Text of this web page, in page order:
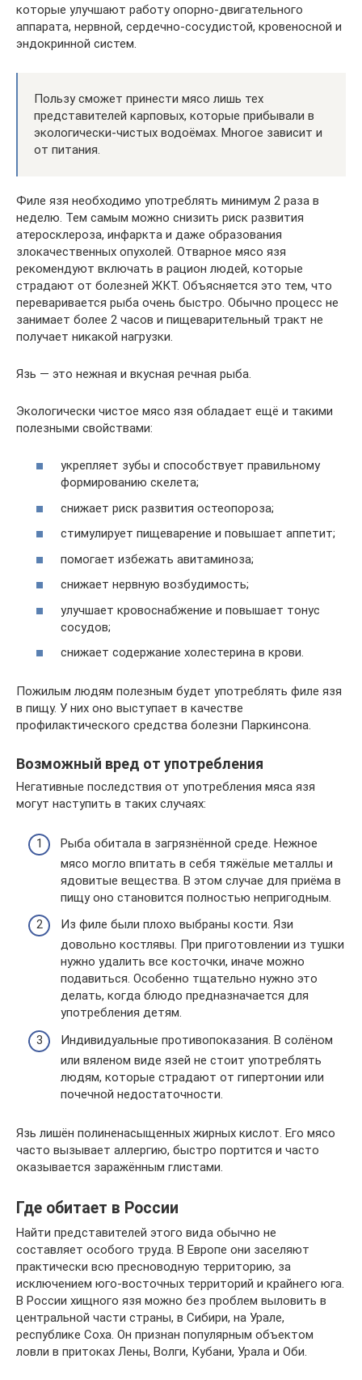
которые улучшают работу опорно-двигательного
аппарата, нервной, сердечно-сосудистой, кровеносной и
эндокринной систем.
Пользу сможет принести мясо лишь тех
представителей карповых, которые прибывали в
экологически-чистых водоёмах. Многое зависит и
от питания.
Филе язя необходимо употреблять минимум 2 раза в
неделю. Тем самым можно снизить риск развития
атеросклероза, инфаркта и даже образования
злокачественных опухолей. Отварное мясо язя
рекомендуют включать в рацион людей, которые
страдают от болезней ЖКТ. Объясняется это тем, что
переваривается рыба очень быстро. Обычно процесс не
занимает более 2 часов и пищеварительный тракт не
получает никакой нагрузки.
Язь — это нежная и вкусная речная рыба.
Экологически чистое мясо язя обладает ещё и такими
полезными свойствами:
укрепляет зубы и способствует правильному
формированию скелета;
снижает риск развития остеопороза;
стимулирует пищеварение и повышает аппетит;
помогает избежать авитаминоза;
снижает нервную возбудимость;
улучшает кровоснабжение и повышает тонус
сосудов;
снижает содержание холестерина в крови.
Пожилым людям полезным будет употреблять филе язя
в пищу. У них оно выступает в качестве
профилактического средства болезни Паркинсона.
Возможный вред от употребления
Негативные последствия от употребления мяса язя
могут наступить в таких случаях:
Рыба обитала в загрязнённой среде. Нежное
мясо могло впитать в себя тяжёлые металлы и
ядовитые вещества. В этом случае для приёма в
пищу оно становится полностью непригодным.
Из филе были плохо выбраны кости. Язи
довольно костлявы. При приготовлении из тушки
нужно удалить все косточки, иначе можно
подавиться. Особенно тщательно нужно это
делать, когда блюдо предназначается для
употребления детям.
Индивидуальные противопоказания. В солёном
или вяленом виде язей не стоит употреблять
людям, которые страдают от гипертонии или
почечной недостаточности.
Язь лишён полиненасыщенных жирных кислот. Его мясо
часто вызывает аллергию, быстро портится и часто
оказывается заражённым глистами.
Где обитает в России
Найти представителей этого вида обычно не
составляет особого труда. В Европе они заселяют
практически всю пресноводную территорию, за
исключением юго-восточных территорий и крайнего юга.
В России хищного язя можно без проблем выловить в
центральной части страны, в Сибири, на Урале,
республике Соха. Он признан популярным объектом
ловли в притоках Лены, Волги, Кубани, Урала и Оби.